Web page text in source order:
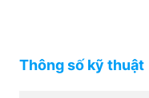
Thông số kỹ thuật